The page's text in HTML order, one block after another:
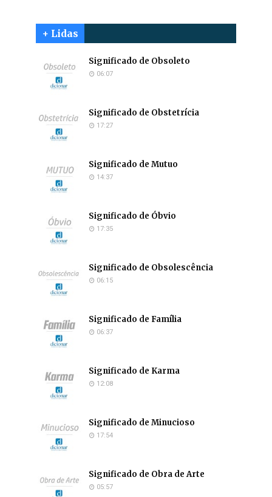
+ Lidas
Significado de Obsoleto
06:07
Significado de Obstetrícia
17:27
Significado de Mutuo
14:37
Significado de Óbvio
17:35
Significado de Obsolescência
06:15
Significado de Família
06:37
Significado de Karma
12:08
Significado de Minucioso
17:54
Significado de Obra de Arte
05:57